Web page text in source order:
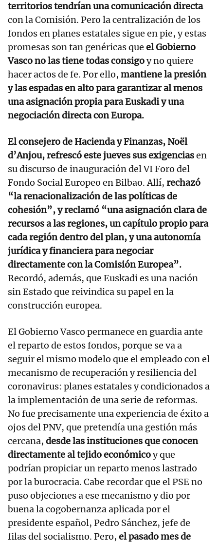
territorios tendrían una comunicación directa
con la Comisión. Pero la centralización de los
fondos en planes estatales sigue en pie, y estas
promesas son tan genéricas que el Gobierno
Vasco no las tiene todas consigoy no quiere
hacer actos de fe. Por ello, mantiene la presión
y las espadas en alto para garantizar al menos
una asignación propia para Euskadi y una
negociación directa con Europa.
El consejero de Hacienda y Finanzas, Noël
d’Anjou, refrescó este jueves sus exigenciasen
su discurso de inauguración del VI Foro del
Fondo Social Europeo en Bilbao. Allí, rechazó
“la renacionalización de las políticas de
cohesión”, y reclamó “una asignación clara de
recursos a las regiones, un capítulo propio para
cada región dentro del plan, y una autonomía
jurídica y financiera para negociar
directamente con la Comisión Europea”.
Recordó, además, que Euskadi es una nación
sin Estado que reivindica su papel en la
construcción europea.
El Gobierno Vasco permanece en guardia ante
el reparto de estos fondos, porque se va a
seguir el mismo modelo que el empleado con el
mecanismo de recuperación y resiliencia del
coronavirus: planes estatales y condicionados a
la implementación de una serie de reformas.
No fue precisamente una experiencia de éxito a
ojos del PNV, que pretendía una gestión más
cercana, desde las instituciones que conocen
directamente al tejido económicoy que
podrían propiciar un reparto menos lastrado
por la burocracia. Cabe recordar que el PSE no
puso objeciones a ese mecanismo y dio por
buena la cogobernanza aplicada por el
presidente español, Pedro Sánchez, jefe de
filas del socialismo. Pero, el pasado mes de